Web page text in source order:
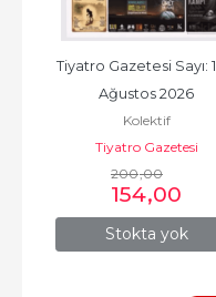
Stokta yok
Tiyatro Gazetesi Sayı:
Ağustos 2026
Kolektif
Tiyatro Gazetesi
200,00
154,00